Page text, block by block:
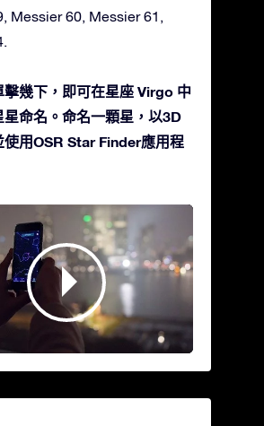
Messier 60, Messier 61,
擊幾下，即可在星座 Virgo 中
星命名。命名一顆星，以3D
使用OSR Star Finder應用程